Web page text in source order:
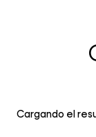
Cargando el